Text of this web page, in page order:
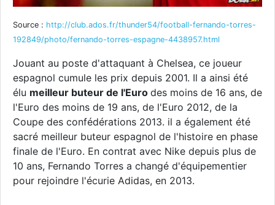
Source : http://club.ados.fr/thunder54/football-fernando-torres-
192849/photo/fernando-torres-espagne-4438957.html
Jouant au poste d'attaquant à Chelsea, ce joueur
espagnol cumule les prix depuis 2001. Il a ainsi été
élu meilleur buteur de l'Euro des moins de 16 ans, de
l'Euro des moins de 19 ans, de l'Euro 2012, de la
Coupe des confédérations 2013. il a également été
sacré meilleur buteur espagnol de l'histoire en phase
finale de l'Euro. En contrat avec Nike depuis plus de
10 ans, Fernando Torres a changé d'équipementier
pour rejoindre l'écurie Adidas, en 2013.